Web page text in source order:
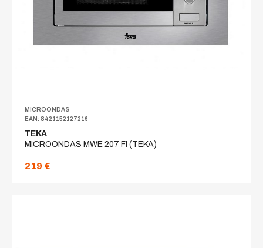
MICROONDAS
EAN: 8421152127216
TEKA
MICROONDAS MWE 207 FI (TEKA)
219 €